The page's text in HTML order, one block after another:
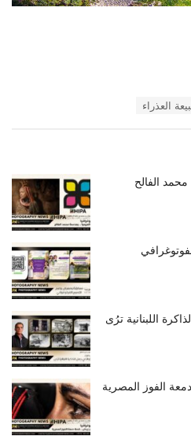
العذراء
محمد الفالح
اللبنانية ترُى
الفوز المصرية